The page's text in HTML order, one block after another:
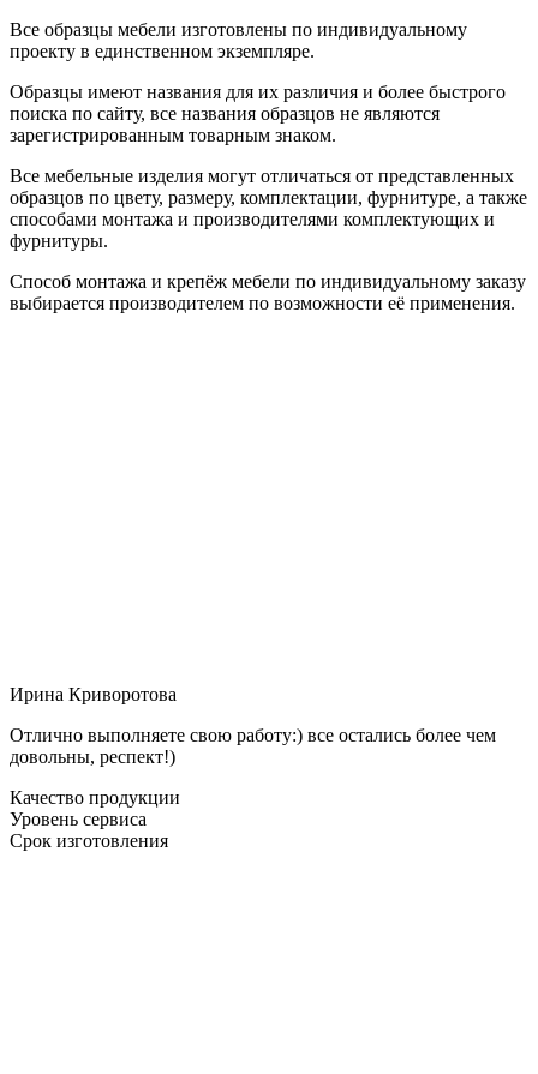
Все образцы мебели изготовлены по индивидуальному
проекту в единственном экземпляре.
Образцы имеют названия для их различия и более быстрого
поиска по сайту, все названия образцов не являются
зарегистрированным товарным знаком.
Все мебельные изделия могут отличаться от представленных
образцов по цвету, размеру, комплектации, фурнитуре, а также
способами монтажа и производителями комплектующих и
фурнитуры.
Способ монтажа и крепёж мебели по индивидуальному заказу
выбирается производителем по возможности её применения.
Ирина Криворотова
Отлично выполняете свою работу:) все остались более чем
довольны, респект!)
Качество продукции
Уровень сервиса
Срок изготовления